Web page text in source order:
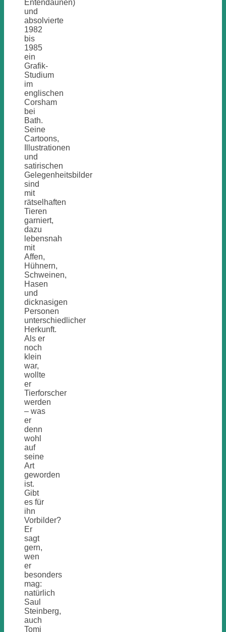
Entendaunen)
und
absolvierte
1982
bis
1985
ein
Grafik-
Studium
im
englischen
Corsham
bei
Bath.
Seine
Cartoons,
Illustrationen
und
satirischen
Gelegenheitsbilder
sind
mit
rätselhaften
Tieren
garniert,
dazu
lebensnah
mit
Affen,
Hühnern,
Schweinen,
Hasen
und
dicknasigen
Personen
unterschiedlicher
Herkunft.
Als er
noch
klein
war,
wollte
er
Tierforscher
werden
– was
er
denn
wohl
auf
seine
Art
geworden
ist.
Gibt
es für
ihn
Vorbilder?
Er
sagt
gern,
wen
er
besonders
mag:
natürlich
Saul
Steinberg,
auch
Tomi